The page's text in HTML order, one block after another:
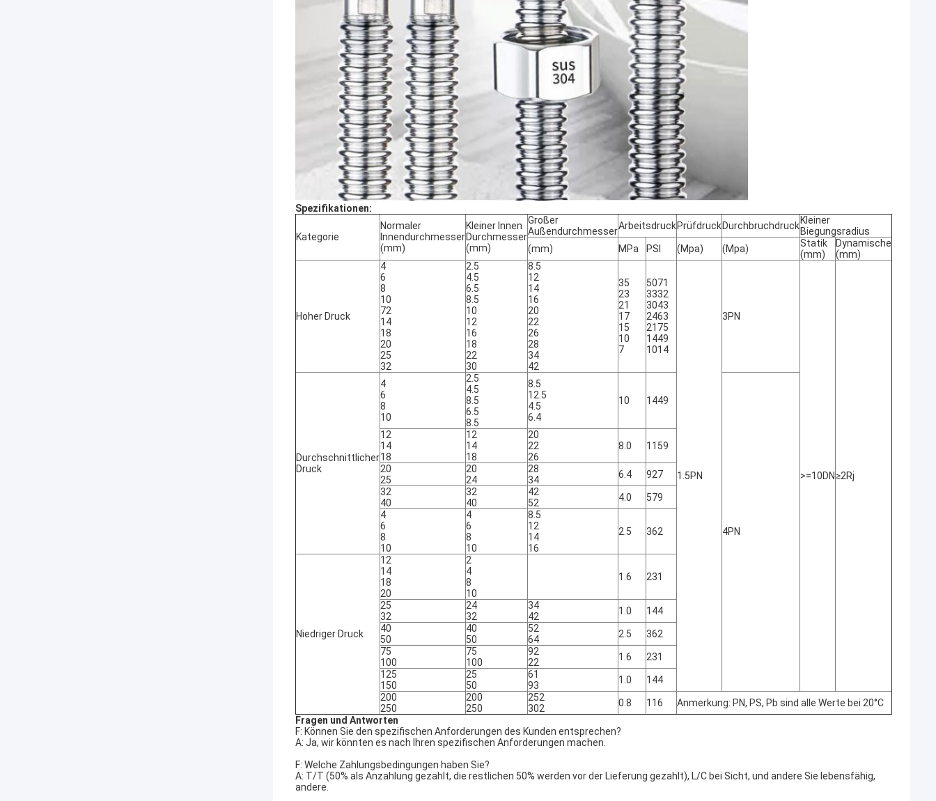
Spezifikationen:
Kategorie
Normaler
Innendurchmesser
(mm)
Kleiner Innen
Durchmesser
(mm)
Großer
AußendurchmesserArbeitsdruckPrüfdruckDurchbruchdruckKleiner
Biegungsradius
(mm)
MPa PSI (Mpa) (Mpa)
Statik
(mm)
Dynamische
(mm)
Hoher Druck
4
6
8
10
72
14
18
20
25
32
2.5
4.5
6.5
8.5
10
12
16
18
22
30
8.5
12
14
16
20
22
26
28
34
42
35
23
21
17
15
10
7
5071
3332
3043
2463
2175
1449
1014
1.5PN
3PN
>=10DN ≥2Rj
Durchschnittlicher
Druck
4
6
8
10
2.5
4.5
8.5
6.5
8.5
8.5
12.5
4.5
6.4
10 1449
4PN
12
14
18
12
14
18
20
22
26
8.0 1159
20
25
20
24
28
34
6.4
927
32
40
32
40
42
52
4.0
579
4
6
8
10
4
6
8
10
8.5
12
14
16
2.5 362
Niedriger Druck
12
14
18
20
2
4
8
10
1.6 231
25
32
24
32
34
42
1.0
144
40
50
40
50
52
64
2.5
362
75
100
75
100
92
22
1.6
231
125
150
25
50
61
93
1.0
144
200
250
200
250
252
302
0.8 116
Anmerkung: PN, PS, Pb sind alle Werte bei 20°C
Fragen und Antworten
F: Können Sie den spezifischen Anforderungen des Kunden entsprechen?
A: Ja, wir könnten es nach Ihren spezifischen Anforderungen machen.
F: Welche Zahlungsbedingungen haben Sie?
A: T/T (50% als Anzahlung gezahlt, die restlichen 50% werden vor der Lieferung gezahlt), L/C bei Sicht, und andere Sie lebensfähig,
andere.